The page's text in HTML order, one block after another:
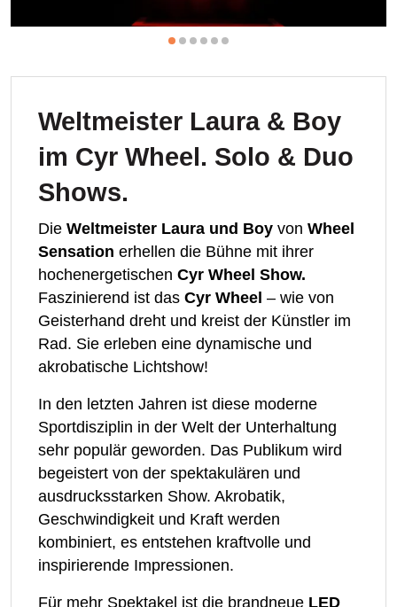
Weltmeister Laura & Boy
im Cyr Wheel. Solo & Duo
Shows.
Die Weltmeister Laura und Boy von Wheel
Sensation erhellen die Bühne mit ihrer
hochenergetischen Cyr Wheel Show.
Faszinierend ist das Cyr Wheel – wie von
Geisterhand dreht und kreist der Künstler im
Rad. Sie erleben eine dynamische und
akrobatische Lichtshow!
In den letzten Jahren ist diese moderne
Sportdisziplin in der Welt der Unterhaltung
sehr populär geworden. Das Publikum wird
begeistert von der spektakulären und
ausdrucksstarken Show. Akrobatik,
Geschwindigkeit und Kraft werden
kombiniert, es entstehen kraftvolle und
inspirierende Impressionen.
Für mehr Spektakel ist die brandneue LED